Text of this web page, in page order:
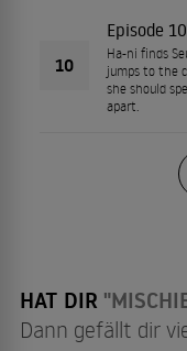
10
Episode 10
Ha-ni finds
jumps to the
she should
apart.
HAT DIR
Dann gefällt dir